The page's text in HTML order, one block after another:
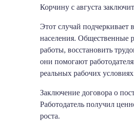
Корчину с августа
Этот случай подчеркивает
населения. Общественные
работы, восстановить
они помогают
реальных рабочих
Заключение договора о
Работодатель получил
роста.